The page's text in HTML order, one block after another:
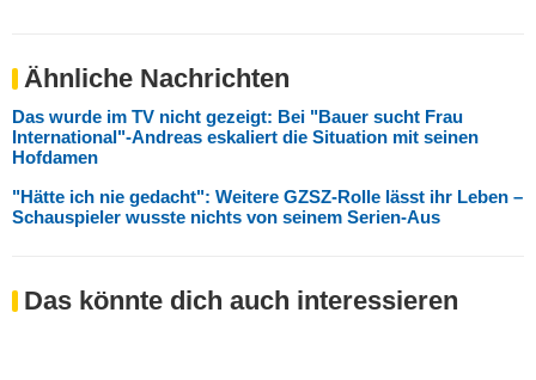
Ähnliche Nachrichten
Das wurde im TV nicht gezeigt: Bei "Bauer sucht Frau
International"-Andreas eskaliert die Situation mit seinen
Hofdamen
"Hätte ich nie gedacht": Weitere GZSZ-Rolle lässt ihr Leben –
Schauspieler wusste nichts von seinem Serien-Aus
Das könnte dich auch interessieren